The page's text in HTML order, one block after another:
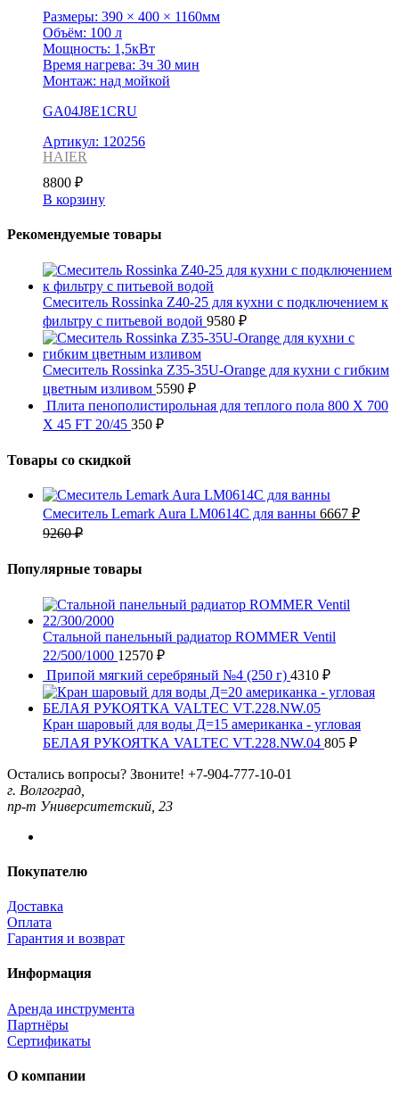
Размеры: 390 × 400 × 1160мм
Объём: 100 л
Мощность: 1,5кВт
Время нагрева: 3ч 30 мин
Монтаж: над мойкой
GA04J8E1CRU
Артикул: 120256
HAIER
8800 ₽
В корзину
Рекомендуемые товары
Смеситель Rossinka Z40-25 для кухни с подключением к
фильтру с питьевой водой 9580 ₽
Смеситель Rossinka Z35-35U-Orange для кухни с гибким
цветным изливом 5590 ₽
Плита пенополистирольная для теплого пола 800 X 700
X 45 FT 20/45 350 ₽
Товары со скидкой
Смеситель Lemark Aura LM0614C для ванны 6667 ₽
9260₽
Популярные товары
Стальной панельный радиатор ROMMER Ventil
22/500/1000 12570 ₽
Припой мягкий серебряный №4 (250 г) 4310 ₽
Кран шаровый для воды Д=15 американка - угловая
БЕЛАЯ РУКОЯТКА VALTEC VT.228.NW.04 805 ₽
Остались вопросы? Звоните! +7-904-777-10-01
г. Волгоград,
пр-т Университетский, 23
Покупателю
Доставка
Оплата
Гарантия и возврат
Информация
Аренда инструмента
Партнёры
Сертификаты
О компании